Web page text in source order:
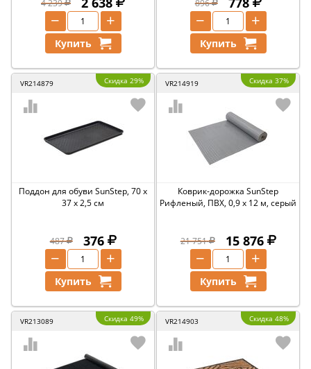
4 239
+
−
Купить
896
+
−
Купить
VR214879 Скидка 29%
Поддон для обуви SunStep, 70 x
37 x 2,5 см
487 376
+
−
Купить
VR214919 Скидка 37%
Коврик-дорожка SunStep
Рифленый, ПВХ, 0,9 x 12 м, серый
21 751 15 876
+
−
Купить
VR213089 Скидка 49% VR214903 Скидка 48%